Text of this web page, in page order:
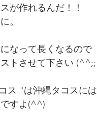
が作れるんだ！！
。
なって長くなるので
トさせて下さい (^^;;
ス "は沖縄タコスには
すよ(^^)